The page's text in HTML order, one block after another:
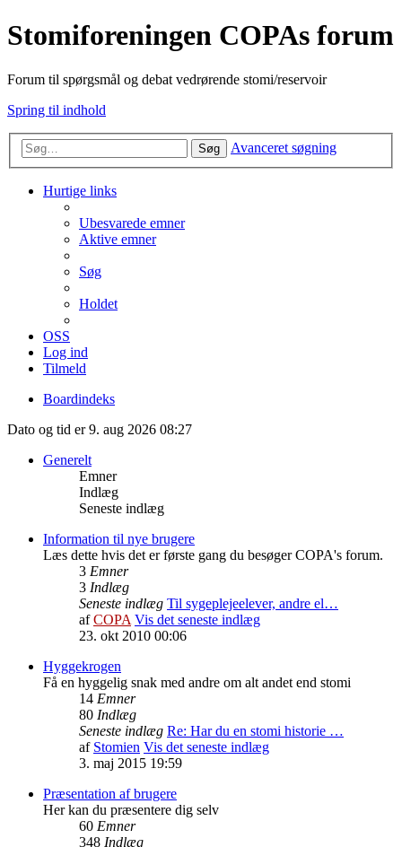
Stomiforeningen COPAs forum
Forum til spørgsmål og debat vedrørende stomi/reservoir
Spring til indhold
Søg Avanceret søgning
Hurtige links
Ubesvarede emner
Aktive emner
Søg
Holdet
OSS
Log ind
Tilmeld
Boardindeks
Dato og tid er 9. aug 2026 08:27
Generelt
Emner
Indlæg
Seneste indlæg
Information til nye brugere
Læs dette hvis det er første gang du besøger COPA's forum.
3 Emner
3 Indlæg
Seneste indlæg Til sygeplejeelever, andre el…
afCOPA Vis det seneste indlæg
23. okt 2010 00:06
Hyggekrogen
Få en hyggelig snak med andre om alt andet end stomi
14 Emner
80 Indlæg
Seneste indlæg Re: Har du en stomi historie …
af Stomien Vis det seneste indlæg
3. maj 2015 19:59
Præsentation af brugere
Her kan du præsentere dig selv
60 Emner
348 Indlæg